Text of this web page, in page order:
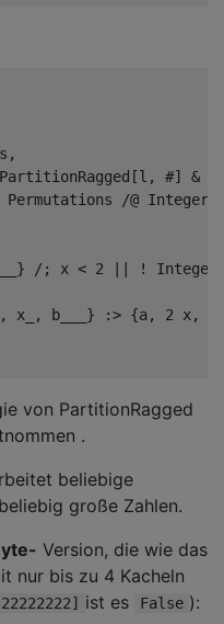
#] &
Permutations /@
/; x < 2 || !
x_, b___} :> {a, 2 x,
von PartitionRagged
.
beliebige
große Zahlen.
Version, die wie das
nur bis zu 4 Kacheln
ist es False ):